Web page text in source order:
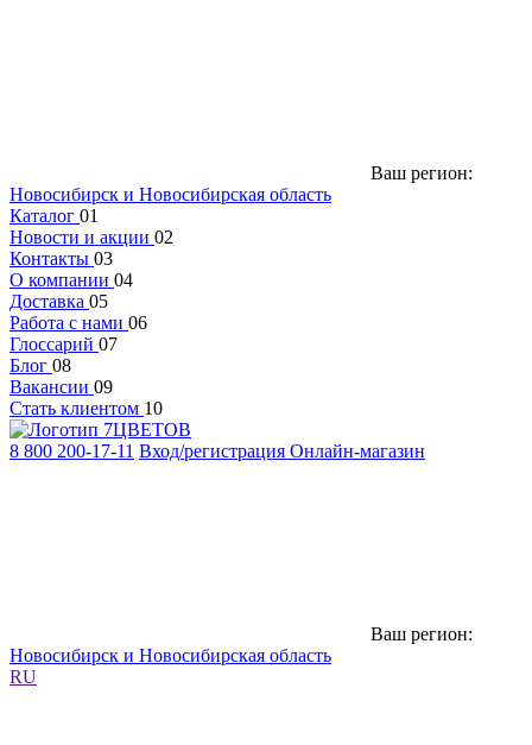
Ваш регион:
Новосибирск и Новосибирская область
Каталог 01
Новости и акции 02
Контакты 03
О компании 04
Доставка 05
Работа с нами 06
Глоссарий 07
Блог 08
Вакансии 09
Стать клиентом 10
8 800 200-17-11 Вход/регистрация Онлайн-магазин
Ваш регион:
Новосибирск и Новосибирская область
RU